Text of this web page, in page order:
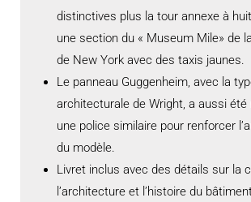
distinctives plus la tour annexe à
une section du « Museum Mile» de
de New York avec des taxis jaunes.
Le panneau Guggenheim, avec la
architecturale de Wright, a aussi été
une police similaire pour renforcer
du modèle.
Livret inclus avec des détails sur la
l’architecture et l’histoire du